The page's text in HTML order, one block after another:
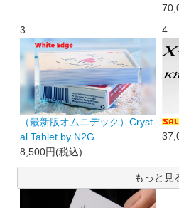
3
（最新版オムニデック）Cryst
al Tablet by N2G
8,500円(税込)
4
もっと見